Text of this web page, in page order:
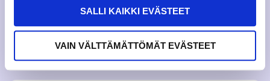
SALLI KAIKKI EVÄSTEET
VAIN VÄLTTÄMÄTTÖMÄT EVÄSTEET